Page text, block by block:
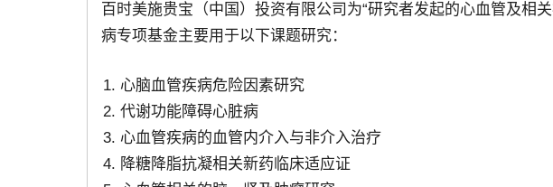
百时美施贵宝（中国）投资有限公司为“研究者发起的心血管及相
病专项基金主要用于以下课题研究：
心脑血管疾病危险因素研究
代谢功能障碍心脏病
心血管疾病的血管内介入与非介入治疗
降糖降脂抗凝相关新药临床适应证